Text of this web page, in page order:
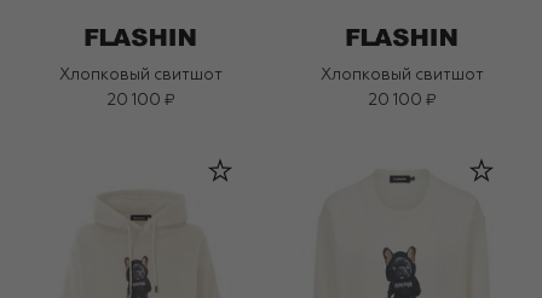
Хлопковый свитшот
20 100 ₽
Хлопковый свитшот
20 100 ₽